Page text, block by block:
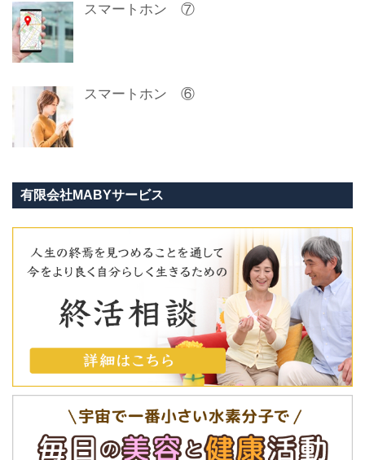
スマートホン ⑦
スマートホン ⑥
有限会社MABYサービス